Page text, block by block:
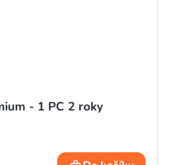
- 1 PC 2 roky